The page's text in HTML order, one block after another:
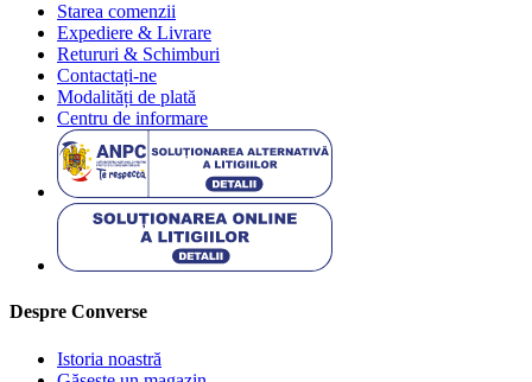
Starea comenzii
Expediere & Livrare
Retururi & Schimburi
Contactați-ne
Modalități de plată
Centru de informare
Despre Converse
Istoria noastră